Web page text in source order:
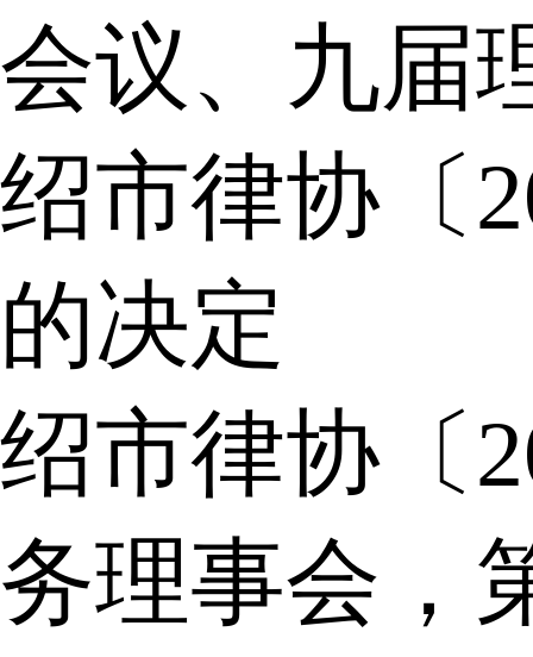
会议、九届
绍市律协〔
的决定
绍市律协〔
务理事会，